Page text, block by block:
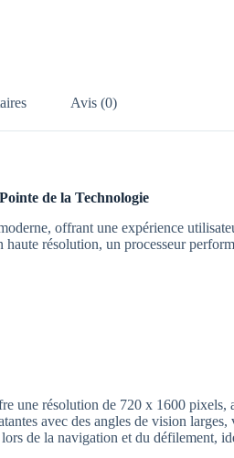
Avis (0)
de la Technologie
offrant une expérience
résolution, un processeur
une résolution de 720 x 1600 pixels,
avec des angles de vision larges,
de la navigation et du défilement,